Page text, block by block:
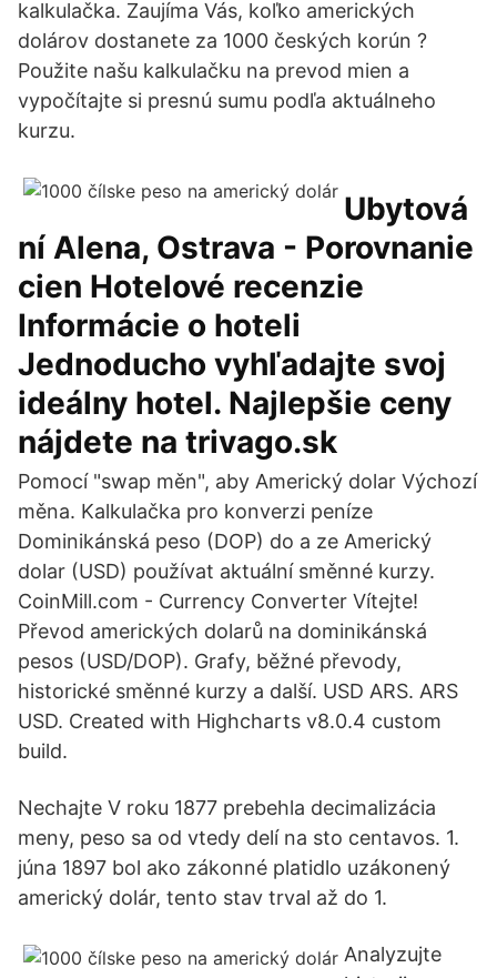
kalkulačka. Zaujíma Vás, koľko amerických
dolárov dostanete za 1000 českých korún ?
Použite našu kalkulačku na prevod mien a
vypočítajte si presnú sumu podľa aktuálneho
kurzu.
Ubytová
ní Alena, Ostrava - Porovnanie
cien Hotelové recenzie
Informácie o hoteli
Jednoducho vyhľadajte svoj
ideálny hotel. Najlepšie ceny
nájdete na trivago.sk
Pomocí "swap měn", aby Americký dolar Výchozí
měna. Kalkulačka pro konverzi peníze
Dominikánská peso (DOP) do a ze Americký
dolar (USD) používat aktuální směnné kurzy.
CoinMill.com - Currency Converter Vítejte!
Převod amerických dolarů na dominikánská
pesos (USD/DOP). Grafy, běžné převody,
historické směnné kurzy a další. USD ARS. ARS
USD. Created with Highcharts v8.0.4 custom
build.
Nechajte V roku 1877 prebehla decimalizácia
meny, peso sa od vtedy delí na sto centavos. 1.
júna 1897 bol ako zákonné platidlo uzákonený
americký dolár, tento stav trval až do 1.
Analyzujte